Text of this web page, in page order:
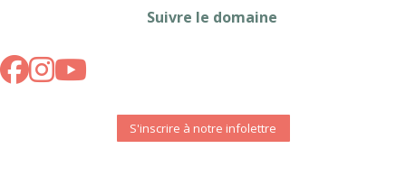
Suivre le domaine
S'inscrire à notre infolettre